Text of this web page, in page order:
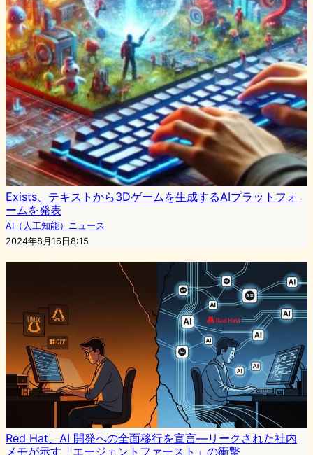
Exists、テキストから3Dゲームを生成するAIプラットフォ
ームを発表
AI（人工知能）ニュース
2024年8月16日8:15
Red Hat、AI 開発への全面移行を宣言―リークされた社内
メモが示す「エージェントファースト」の衝撃